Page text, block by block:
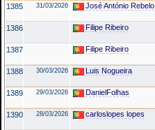
1385 31/03/2026 José António Rebelo
1386 Filipe Ribeiro
1387 Filipe Ribeiro
1388 30/03/2026 Luis Nogueira
1389 29/03/2026 DanielFolhas
1390 28/03/2026 carloslopes lopes